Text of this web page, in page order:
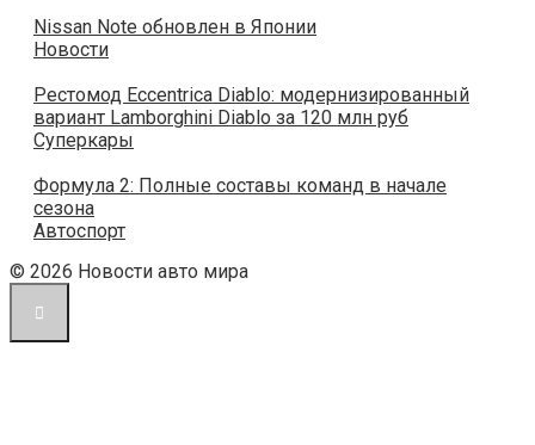
Nissan Note обновлен в Японии
Новости
Рестомод Eccentrica Diablo: модернизированный
вариант Lamborghini Diablo за 120 млн руб
Суперкары
Формула 2: Полные составы команд в начале
сезона
Автоспорт
© 2026 Новости авто мира